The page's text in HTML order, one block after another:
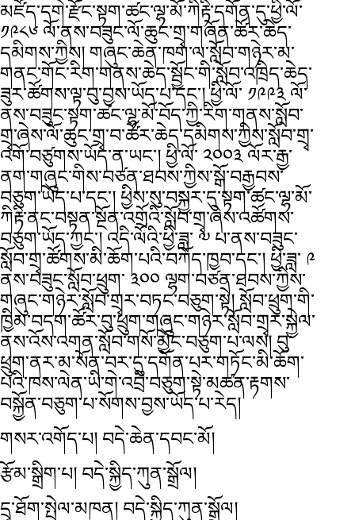
མཛོད་དགེ་རྫོང་སྟག་ཚང་ལྷ་མོ་ཀིརྟི་དགོན་དུ་ཕྱི་ལོ་
༡༩༨༦ ལོ་ནས་བཟུང་ལོ་ཆུང་གྲྭ་གཞོན་ཚོར་ཆེད་
དམིགས་ཀྱིས། གཞུང་ཆེན་ཁག་ལ་སློབ་གཉེར་མ་
གནང་གོང་རིག་གནས་ཆེད་སྦྱོང་གི་སློབ་འཁྲིད་ཆེད་
ཟུར་ཚོགས་ལྟ་བུ་བྱས་ཡོད་པ་དང་། ཕྱི་ལོ་ ༡༩༩༣ ལོ་
ནས་བཟུང་སྟག་ཚང་ལྷ་མོ་བོད་ཀྱི་རིག་གནས་སློབ་
གྲྭ་ཞེས་ལོ་ཆུང་གྲྭ་བ་ཚོར་ཆེད་དམིགས་ཀྱིས་སློབ་གྲྭ་
འགོ་བཙུགས་ཡོད་ན་ཡང་། ཕྱི་ལོ་ ༢༠༠༣ ལོར་རྒྱ་
ནག་གཞུང་གིས་བཙན་ཐབས་ཀྱིས་སྒོ་བརྒྱབས་
བཅུག་ཡོད་པ་དང་། ཕྱིས་སུ་བསྐྱར་དུ་སྟག་ཚང་ལྷ་མོ་
ཀིརྟི་ནང་བསྟན་སྔོན་འགྲོའི་སློབ་གྲྭ་ཞེས་འཚོགས་
བཅུག་ཡོད་ཀྱང་། འདི་ལོའི་ཕྱི་ཟླ་ ༧ པ་ནས་བཟུང་
སློབ་གྲྭ་ཚོགས་མི་ཆོག་པའི་བཀོད་ཁྱབ་དང་། ཕྱི་ཟླ་ ༩
ནས་བཟུང་སློབ་ཕྲུག་ ༣༠༠ ལྷག་བཙན་ཐབས་ཀྱིས་
གཞུང་གཉེར་སློབ་གྲྭར་བཏང་བཅུག་སྟེ། སློབ་ཕྲུག་གི་
ཁྱིམ་བདག་ཚོར་བུ་ཕྲུག་གཞུང་གཉེར་སློབ་གྲྭར་སྐྱེལ་
ནས་འོས་འགན་སློབ་གསོ་མྱོང་བཅུག་པ་ལས། བུ་
ཕྲུག་ནར་མ་སོན་བར་དུ་དགོན་པར་གཏོང་མི་ཆོག་
པའི་ཁས་ལེན་ཡི་གེ་འབྲི་བཅུག་སྟེ་མཚན་རྟགས་
བསྐྱོན་བཅུག་པ་སོགས་བྱས་ཡོད་པ་རེད།
གསར་འགོད་པ། བདེ་ཆེན་དབང་མོ།
རྩོམ་སྒྲིག་པ། བདེ་སྐྱིད་ཀུན་སྒྲོལ།
དྲྭ་ཐོག་སྤེལ་མཁན། བདེ་སྐྱིད་ཀུན་སྒྲོལ།